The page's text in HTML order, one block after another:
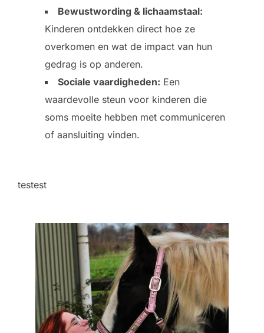
Bewustwording & lichaamstaal:
Kinderen ontdekken direct hoe ze
overkomen en wat de impact van hun
gedrag is op anderen.
Sociale vaardigheden: Een
waardevolle steun voor kinderen die
soms moeite hebben met communiceren
of aansluiting vinden.
testest